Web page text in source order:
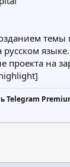
темы
языке.
проекта на
Telegram